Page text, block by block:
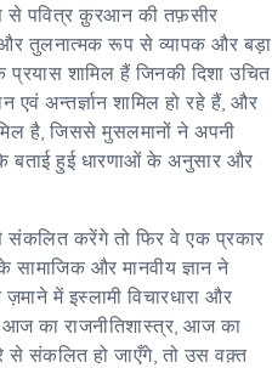
से पवित्र क़ुरआन की तफ़सीर
तुलनात्मक रूप से व्यापक और बड़ा
प्रयास शामिल हैं जिनकी दिशा उचित
अन्तर्ज्ञान शामिल हो रहे हैं, और
है, जिससे मुसलमानों ने अपनी
के बताई हुई धारणाओं के अनुसार और
संकलित करेंगे तो फिर वे एक प्रकार
और मानवीय ज्ञान ने
में इस्लामी विचारधारा और
का राजनीतिशास्त्र, आज का
से संकलित हो जाएँगे, तो उस वक़्त